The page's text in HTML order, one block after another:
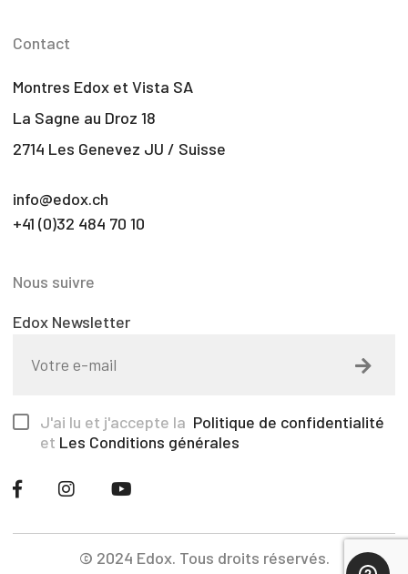
Contact
Montres Edox et Vista SA
La Sagne au Droz 18
2714 Les Genevez JU / Suisse
info@edox.ch
+41 (0)32 484 70 10
Nous suivre
Edox Newsletter
J'ai lu et j'accepte la Politique de confidentialité
et Les Conditions générales
© 2024 Edox. Tous droits réservés.